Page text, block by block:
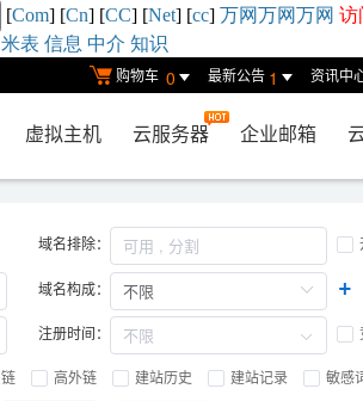
[Com] [Cn] [CC] [Net] [cc] 万网万网万网 访
米表 信息 中介 知识